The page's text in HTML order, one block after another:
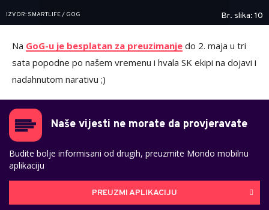
IZVOR: SMARTLIFE / GOG Br. slika: 10
Na GoG-u je besplatan za preuzimanje do 2. maja u tri
sata popodne po našem vremenu i hvala SK ekipi na dojavi i
nadahnutom narativu ;)
Naše vijesti ne morate da provjeravate
Budite bolje informisani od drugih, preuzmite Mondo mobilnu
aplikaciju
PREUZMI APLIKACIJU